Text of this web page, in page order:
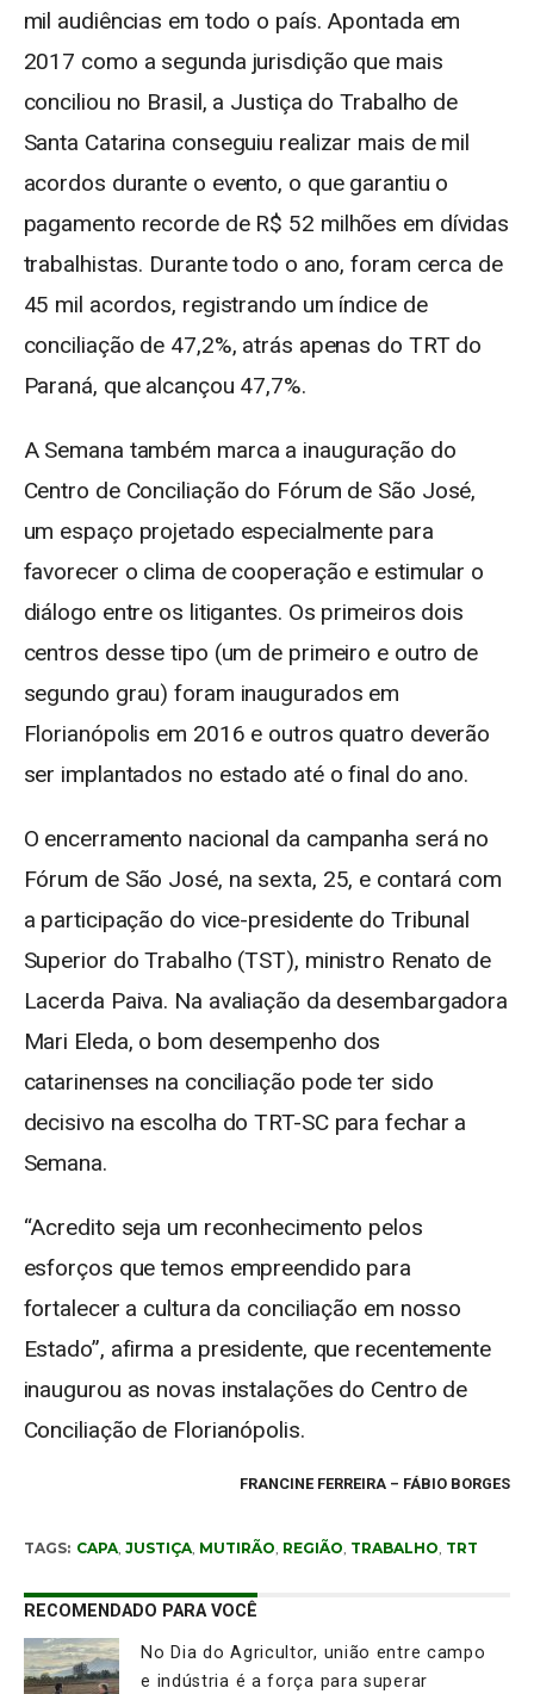
mil audiências em todo o país. Apontada em
2017 como a segunda jurisdição que mais
conciliou no Brasil, a Justiça do Trabalho de
Santa Catarina conseguiu realizar mais de mil
acordos durante o evento, o que garantiu o
pagamento recorde de R$ 52 milhões em dívidas
trabalhistas. Durante todo o ano, foram cerca de
45 mil acordos, registrando um índice de
conciliação de 47,2%, atrás apenas do TRT do
Paraná, que alcançou 47,7%.
A Semana também marca a inauguração do
Centro de Conciliação do Fórum de São José,
um espaço projetado especialmente para
favorecer o clima de cooperação e estimular o
diálogo entre os litigantes. Os primeiros dois
centros desse tipo (um de primeiro e outro de
segundo grau) foram inaugurados em
Florianópolis em 2016 e outros quatro deverão
ser implantados no estado até o final do ano.
O encerramento nacional da campanha será no
Fórum de São José, na sexta, 25, e contará com
a participação do vice-presidente do Tribunal
Superior do Trabalho (TST), ministro Renato de
Lacerda Paiva. Na avaliação da desembargadora
Mari Eleda, o bom desempenho dos
catarinenses na conciliação pode ter sido
decisivo na escolha do TRT-SC para fechar a
Semana.
“Acredito seja um reconhecimento pelos
esforços que temos empreendido para
fortalecer a cultura da conciliação em nosso
Estado”, afirma a presidente, que recentemente
inaugurou as novas instalações do Centro de
Conciliação de Florianópolis.
FRANCINE FERREIRA – FÁBIO BORGES
TAGS: CAPA, JUSTIÇA, MUTIRÃO, REGIÃO, TRABALHO, TRT
RECOMENDADO PARA VOCÊ
No Dia do Agricultor, união entre campo
e indústria é a força para superar